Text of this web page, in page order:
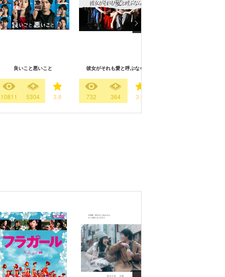
良いこと悪いこと
10811 5304 3.8
彼女がそれも愛と呼ぶなら
732 364 3.0